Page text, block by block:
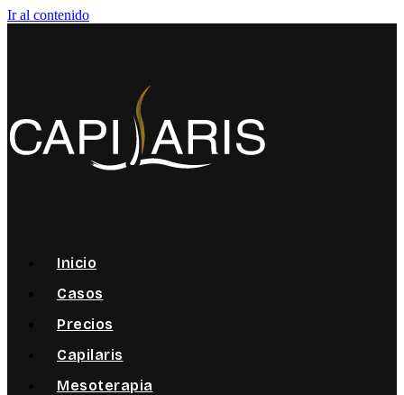
Ir al contenido
Inicio
Casos
Precios
Capilaris
Mesoterapia